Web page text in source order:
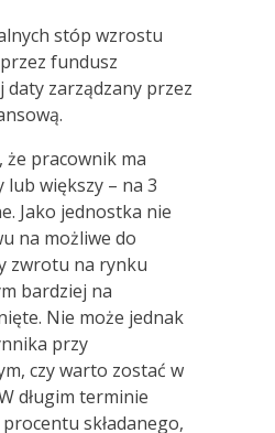
stóp wzrostu
fundusz
daty zarządzany przez
że pracownik ma
lub większy – na 3
Jako jednostka nie
na możliwe do
zwrotu na rynku
bardziej na
Nie może jednak
przy
czy warto zostać w
długim terminie
składanego,